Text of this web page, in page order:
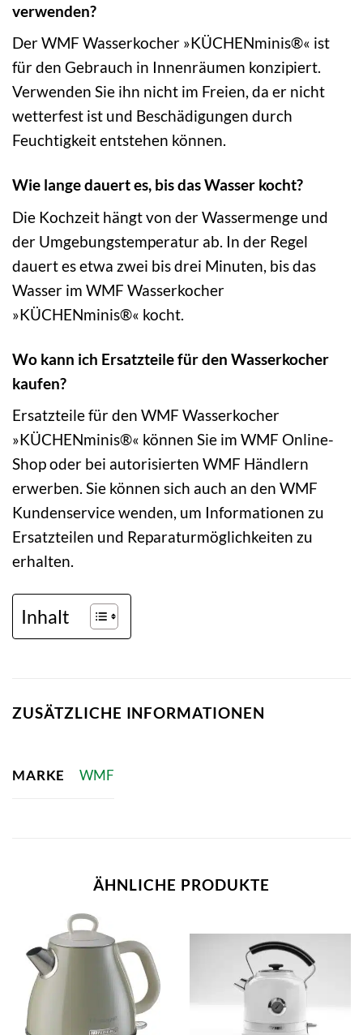
verwenden?
Der WMF Wasserkocher »KÜCHENminis®« ist
für den Gebrauch in Innenräumen konzipiert.
Verwenden Sie ihn nicht im Freien, da er nicht
wetterfest ist und Beschädigungen durch
Feuchtigkeit entstehen können.
Wie lange dauert es, bis das Wasser kocht?
Die Kochzeit hängt von der Wassermenge und
der Umgebungstemperatur ab. In der Regel
dauert es etwa zwei bis drei Minuten, bis das
Wasser im WMF Wasserkocher
»KÜCHENminis®« kocht.
Wo kann ich Ersatzteile für den Wasserkocher
kaufen?
Ersatzteile für den WMF Wasserkocher
»KÜCHENminis®« können Sie im WMF Online-
Shop oder bei autorisierten WMF Händlern
erwerben. Sie können sich auch an den WMF
Kundenservice wenden, um Informationen zu
Ersatzteilen und Reparaturmöglichkeiten zu
erhalten.
Inhalt
ZUSÄTZLICHE INFORMATIONEN
MARKE WMF
ÄHNLICHE PRODUKTE